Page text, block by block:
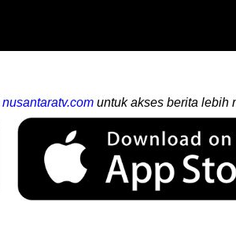
nusantaratv.com untuk akses berita lebih